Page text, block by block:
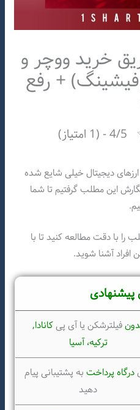
خرید ووچر و
+ رفع
4/5 - (1 امتیاز)
دیجیتال خیلی شایع شده
این مطلب گرفتیم تا شما
را با دقت مطالعه کنید تا با
افراد آشنا شوید.
فیلترشکن یا آی پیکانادا,
ترکیه، آسیا
درگاه پرداختبه پشتیبانی پیام
دهید